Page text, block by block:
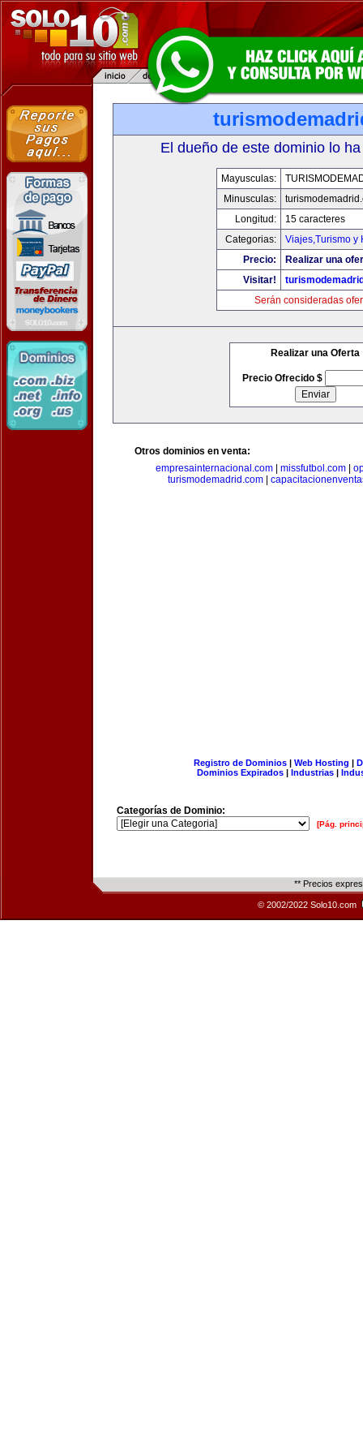
El dueño de este dominio lo
Mayusculas:
Minusculas:
Longitud:
15 caracteres
Categorias:
Viajes,Turismo y
Precio:
Realizar una
Visitar!
Serán consideradas
Realizar una Oferta
Precio Ofrecido $
Otros dominios en venta:
empresainternacional.com| missfutbol.com|
turismodemadrid.com|
Registro de Dominios| Web Hosting |
Dominios Expirados | Industrias |
Categorías de Dominio:
[Pág.
** Precios
© 2002/2022 Solo10.com